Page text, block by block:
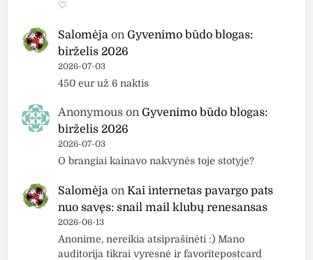
♡
Salomėja onGyvenimo būdo blogas:
birželis 2026
2026-07-03
450 eur už 6 naktis
Anonymous onGyvenimo būdo blogas:
birželis 2026
2026-07-03
O brangiai kainavo nakvynės toje stotyje?
Salomėja onKai internetas pavargo pats
nuo savęs: snail mail klubų renesansas
2026-06-13
Anonime, nereikia atsiprašinėti :) Mano
auditorija tikrai vyresnė ir favoritepostcard